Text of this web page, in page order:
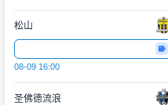
松山
08-09 16:00
圣佛德流浪